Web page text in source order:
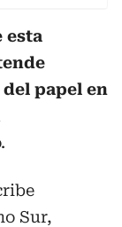
esta
papel en
Sur,